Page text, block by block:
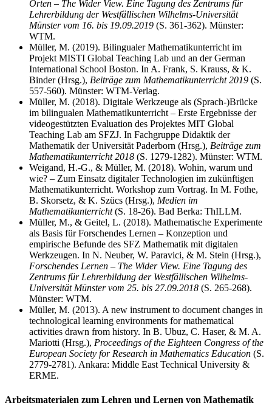
Orten – The Wider View. Eine Tagung des Zentrums für
Lehrerbildung der Westfällischen Wilhelms-Universität
Münster vom 16. bis 19.09.2019 (S. 361-362). Münster:
WTM.
Müller, M. (2019). Bilingualer Mathematikunterricht im
Projekt MISTI Global Teaching Lab und an der German
International School Boston. In A. Frank, S. Krauss, & K.
Binder (Hrsg.), Beiträge zum Mathematikunterricht 2019 (S.
557-560). Münster: WTM-Verlag.
Müller, M. (2018). Digitale Werkzeuge als (Sprach-)Brücke
im bilingualen Mathematikunterricht – Erste Ergebnisse der
videogestützten Evaluation des Projektes MIT Global
Teaching Lab am SFZJ. In Fachgruppe Didaktik der
Mathematik der Universität Paderborn (Hrsg.), Beiträge zum
Mathematikunterricht 2018 (S. 1279-1282). Münster: WTM.
Weigand, H.-G., & Müller, M. (2018). Wohin, warum und
wie? – Zum Einsatz digitaler Technologien im zukünftigen
Mathematikunterricht. Workshop zum Vortrag. In M. Fothe,
B. Skorsetz, & K. Szücs (Hrsg.), Medien im
Mathematikunterricht(S. 18-26). Bad Berka: ThILLM.
Müller, M., & Geitel, L. (2018). Mathematische Experimente
als Basis für Forschendes Lernen – Konzeption und
empirische Befunde des SFZ Mathematik mit digitalen
Werkzeugen. In N. Neuber, W. Paravici, & M. Stein (Hrsg.),
Forschendes Lernen – The Wider View. Eine Tagung des
Zentrums für Lehrerbildung der Westfällischen Wilhelms-
Universität Münster vom 25. bis 27.09.2018 (S. 265-268).
Münster: WTM.
Müller, M. (2013). A new instrument to document changes in
technological learning environments for mathematical
activities drawn from history. In B. Ubuz, C. Haser, & M. A.
Mariotti (Hrsg.), Proceedings of the Eighteen Congress of the
European Society for Research in Mathematics Education (S.
2779-2781). Ankara: Middle East Technical University &
ERME.
Arbeitsmaterialen zum Lehren und Lernen von Mathematik